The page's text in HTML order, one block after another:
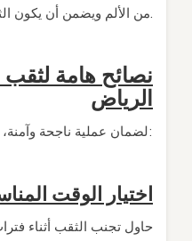
من الألم ويضمن أن يكون الثقب في المكان الصحيح.
نصائح هامة لثقب
الرياض
لضمان عملية ناجحة وآمنة، إليك بعض النصائح الأساسية:
اختيار الوقت
حاول تجنب الثقب أثناء